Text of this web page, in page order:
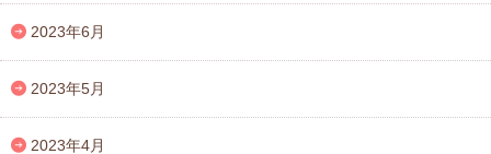
2023年6月
2023年5月
2023年4月